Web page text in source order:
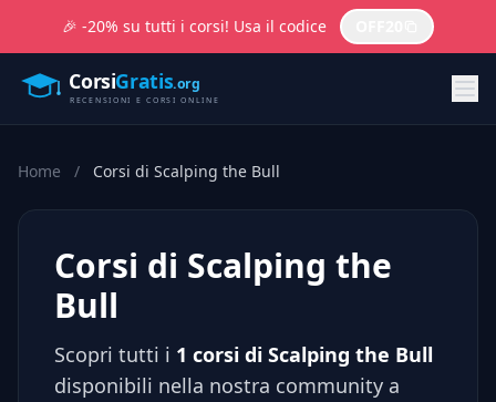
🎉 -20% su tutti i corsi! Usa il codice
Home / Corsi di Scalping the Bull
Corsi di Scalping the
Bull
Scopri tutti i 1 corsi di Scalping the Bull
disponibili nella nostra community a